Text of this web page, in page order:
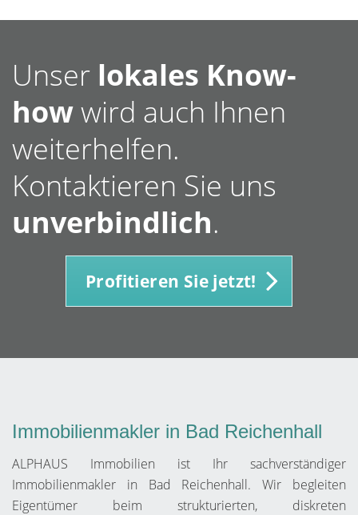
Unser lokales Know-
howwird auch Ihnen
weiterhelfen.
Kontaktieren Sie uns
unverbindlich.
Profitieren Sie jetzt!
Immobilienmakler in Bad Reichenhall
ALPHAUS Immobilien ist Ihr sachverständiger
Immobilienmakler in Bad Reichenhall. Wir begleiten
Eigentümer beim strukturierten, diskreten